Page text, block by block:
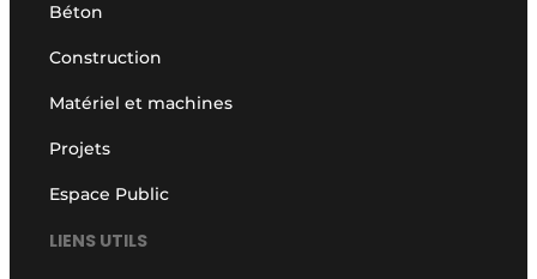
Béton
Construction
Matériel et machines
Projets
Espace Public
LIENS UTILS